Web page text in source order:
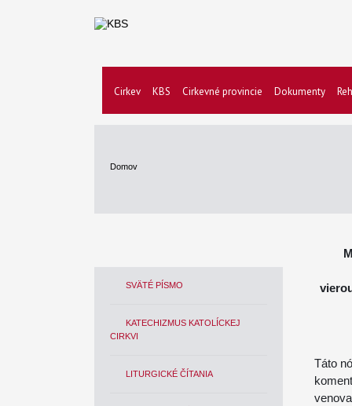
Cirkev KBS Cirkevné provincie Dokumenty
Domov
SVÄTÉ PÍSMO
KATECHIZMUS KATOLÍCKEJ
CIRKVI
LITURGICKÉ ČÍTANIA
Táto